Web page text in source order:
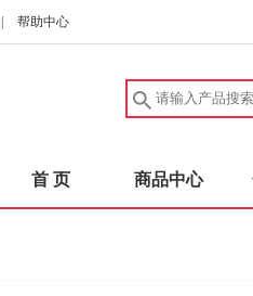
帮助中心
首 页 商品中心